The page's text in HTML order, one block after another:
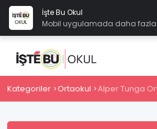
İşte Bu Okul
Mobil uygulamada daha
Kategoriler Ortaokul Alper Tunga